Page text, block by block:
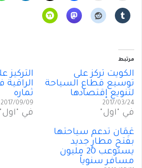
مرتبط
الكويت تُركِّز على
توسيع قطاع السياحة
لتنويع إقتصادها
2017/03/24
في "أول"
التركيز
ثماره
2017/09/09
في "أول"
عُمَان تدعم سياحتها
بفَتحِ مطارٍ جديد
يستوعب 20 مليون
مسافر سنوياً